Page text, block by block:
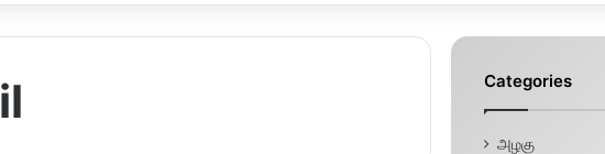
Categories
அழகு